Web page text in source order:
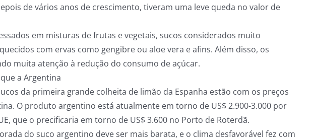
de vários anos de crescimento, tiveram uma leve queda no valor de
em misturas de frutas e vegetais, sucos considerados muito
com ervas como gengibre ou aloe vera e afins. Além disso, os
muita atenção à redução do consumo de açúcar.
a Argentina
da primeira grande colheita de limão da Espanha estão com os preços
O produto argentino está atualmente em torno de US$ 2.900-3.000 por
que o precificaria em torno de US$ 3.600 no Porto de Roterdã.
do suco argentino deve ser mais barata, e o clima desfavorável fez com